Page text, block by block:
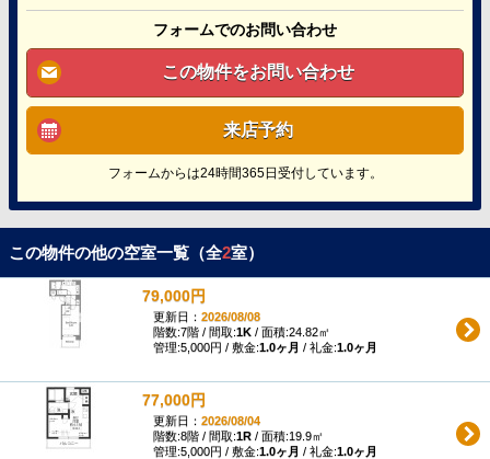
フォームでのお問い合わせ
この物件をお問い合わせ
来店予約
フォームからは24時間365日受付しています。
この物件の他の空室一覧（全2室）
79,000円
更新日： 2026/08/08
階数:7階 / 間取:1K/ 面積:24.82㎡
管理:5,000円 / 敷金:1.0ヶ月 / 礼金:1.0ヶ月
77,000円
更新日： 2026/08/04
階数:8階 / 間取:1R/ 面積:19.9㎡
管理:5,000円 / 敷金:1.0ヶ月 / 礼金:1.0ヶ月